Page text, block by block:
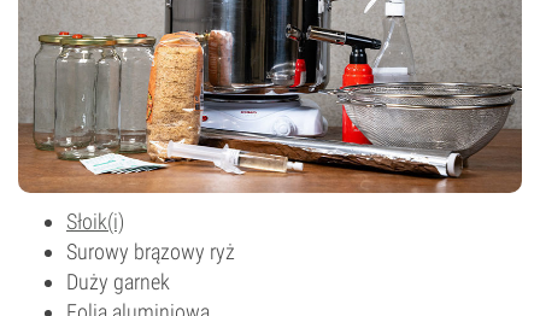
Słoik(i)
Surowy brązowy ryż
Duży garnek